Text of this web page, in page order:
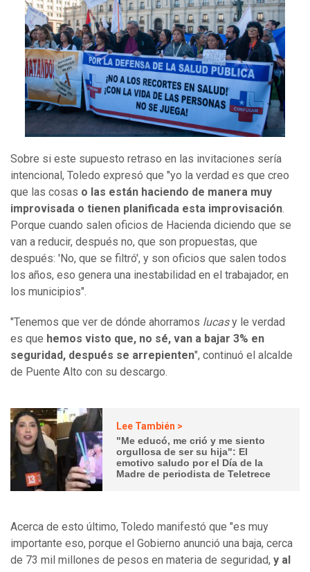
Sobre si este supuesto retraso en las invitaciones sería
intencional, Toledo expresó que "yo la verdad es que creo
que las cosas o las están haciendo de manera muy
improvisada o tienen planificada esta improvisación.
Porque cuando salen oficios de Hacienda diciendo que se
van a reducir, después no, que son propuestas, que
después: 'No, que se filtró', y son oficios que salen todos
los años, eso genera una inestabilidad en el trabajador, en
los municipios".
"Tenemos que ver de dónde ahorramos lucasy le verdad
es que hemos visto que, no sé, van a bajar 3% en
seguridad, después se arrepienten", continuó el alcalde
de Puente Alto con su descargo.
Lee También >
"Me educó, me crió y me siento
orgullosa de ser su hija": El
emotivo saludo por el Día de la
Madre de periodista de Teletrece
Acerca de esto último, Toledo manifestó que "es muy
importante eso, porque el Gobierno anunció una baja, cerca
de 73 mil millones de pesos en materia de seguridad, y al